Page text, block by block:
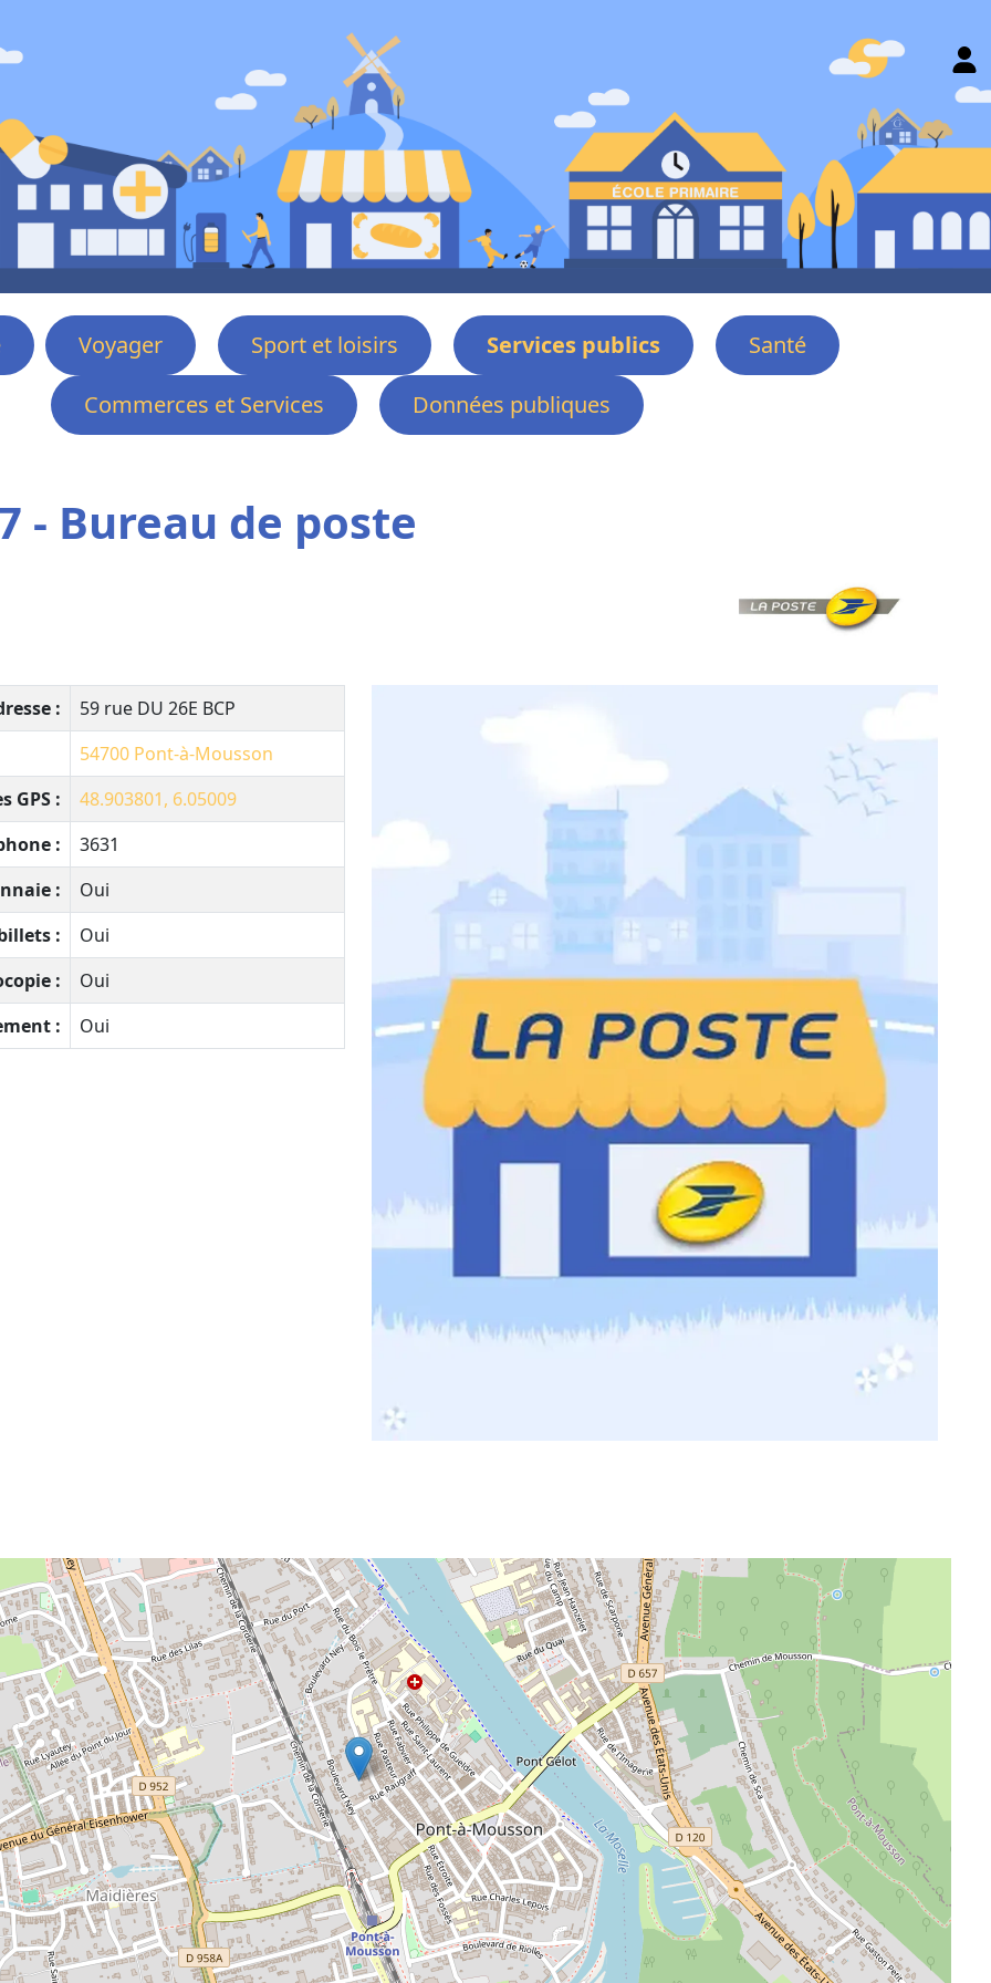
Voyager Sport et loisirs Services publics
Santé
Commerces et Services
Données publiques
- Bureau de poste
:
59 rue DU 26E BCP
54700 Pont-à-Mousson
GPS :
48.903801, 6.05009
:
3631
:
Oui
:
Oui
:
Oui
:
Oui